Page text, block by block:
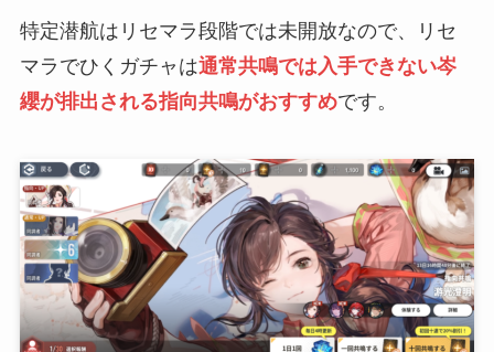
特定潜航はリセマラ段階では未開放なので、リセ
マラでひくガチャは通常共鳴では入手できない岑
纓が排出される指向共鳴がおすすめです。